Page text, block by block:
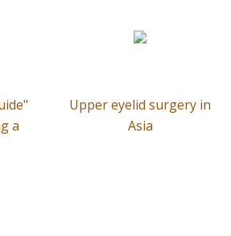
a
Upper eyelid surgery in
Asia